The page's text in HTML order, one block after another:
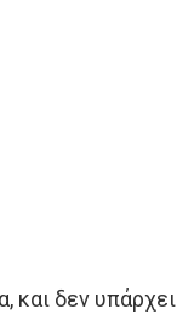
και δεν υπάρχει